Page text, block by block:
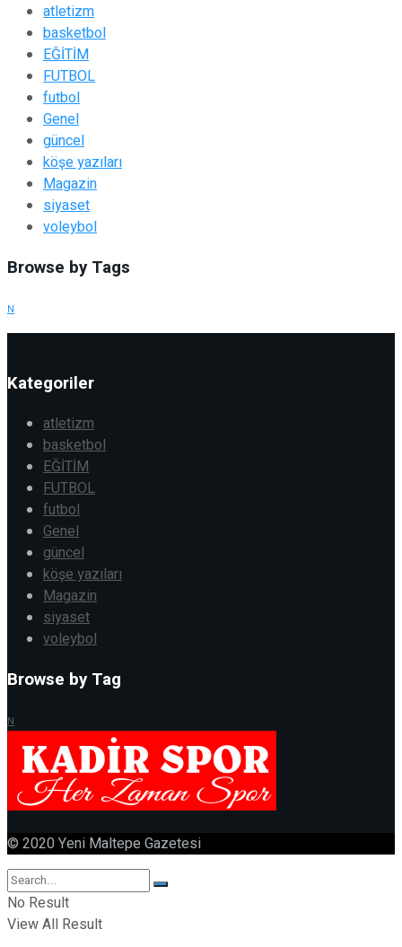
atletizm
basketbol
EĞİTİM
FUTBOL
futbol
Genel
güncel
köşe yazıları
Magazin
siyaset
voleybol
Browse by Tags
N
Kategoriler
atletizm
basketbol
EĞİTİM
FUTBOL
futbol
Genel
güncel
köşe yazıları
Magazin
siyaset
voleybol
Browse by Tag
N
© 2020 Yeni Maltepe Gazetesi
No Result
View All Result